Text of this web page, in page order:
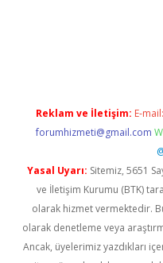
Reklam ve İletişim: E-mail:
forumhizmeti@gmail.com
Yasal Uyarı: Sitemiz, 5651
ve İletişim Kurumu (BTK)
olarak hizmet vermektedir.
olarak denetleme veya
Ancak, üyelerimiz yazdıkları